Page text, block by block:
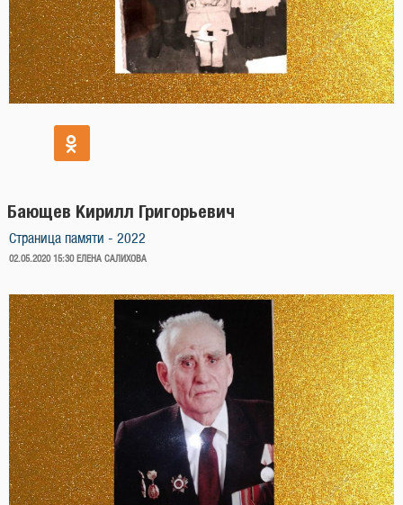
Бающев Кирилл Григорьевич
Страница памяти - 2022
ОПУБЛИКОВАНО
02.05.2020 15:30 ЕЛЕНА САЛИХОВА